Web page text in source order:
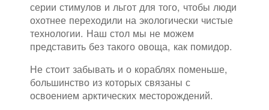
серии стимулов и льгот для того, чтобы люди
охотнее переходили на экологически чистые
технологии. Наш стол мы не можем
представить без такого овоща, как помидор.
Не стоит забывать и о кораблях поменьше,
большинство из которых связаны с
освоением арктических месторождений.